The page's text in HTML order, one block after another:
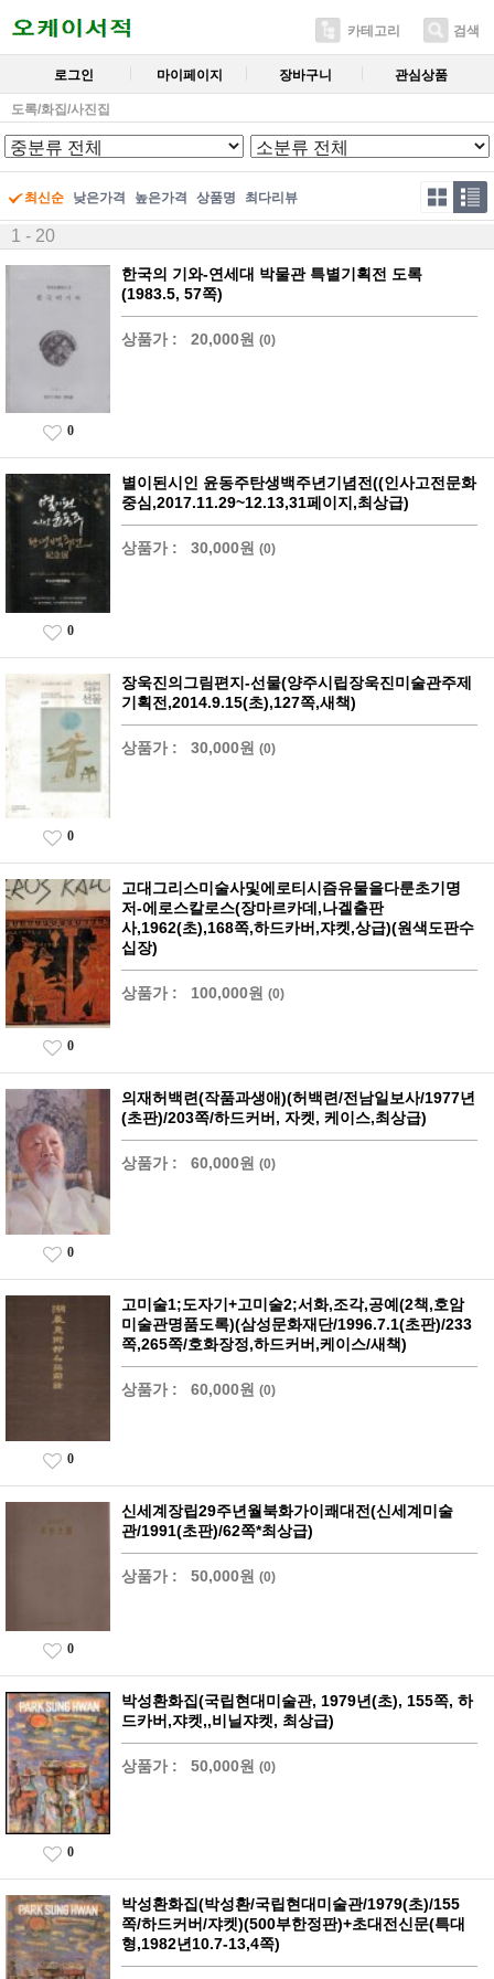
카테고리 검색
로그인 마이페이지 장바구니 관심상품
도록/화집/사진집
최신순 낮은가격 높은가격 상품명 최다리뷰
1 - 20
한국의 기와-연세대 박물관 특별기획전 도록
(1983.5, 57쪽)
상품가 : 20,000원 (0)
0
별이된시인 윤동주탄생백주년기념전((인사고전문화
중심,2017.11.29~12.13,31페이지,최상급)
상품가 : 30,000원 (0)
0
장욱진의그림편지-선물(양주시립장욱진미술관주제
기획전,2014.9.15(초),127쪽,새책)
상품가 : 30,000원 (0)
0
고대그리스미술사및에로티시즘유물을다룬초기명
저-에로스칼로스(장마르카데,나겔출판
사,1962(초),168쪽,하드카버,쟈켓,상급)(원색도판수
십장)
상품가 : 100,000원 (0)
0
의재허백련(작품과생애)(허백련/전남일보사/1977년
(초판)/203쪽/하드커버, 자켓, 케이스,최상급)
상품가 : 60,000원 (0)
0
고미술1;도자기+고미술2;서화,조각,공예(2책,호암
미술관명품도록)(삼성문화재단/1996.7.1(초판)/233
쪽,265쪽/호화장정,하드커버,케이스/새책)
상품가 : 60,000원 (0)
0
신세계장립29주년월북화가이쾌대전(신세계미술
관/1991(초판)/62쪽*최상급)
상품가 : 50,000원 (0)
0
박성환화집(국립현대미술관, 1979년(초), 155쪽, 하
드카버,쟈켓,,비닐쟈켓, 최상급)
상품가 : 50,000원 (0)
0
박성환화집(박성환/국립현대미술관/1979(초)/155
쪽/하드커버/쟈켓)(500부한정판)+초대전신문(특대
형,1982년10.7-13,4쪽)